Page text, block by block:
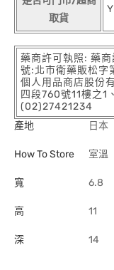
取貨
Y
藥商許可執照: 藥
號:北市衛藥販松字
個人用品商店股份
四段760號11樓之1
(02)27421234
產地
日本
How To Store 室溫
寬 6.8
高 11
深 14